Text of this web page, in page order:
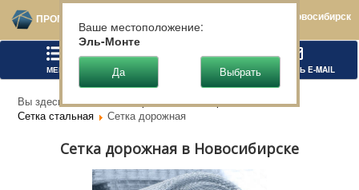
ПРОМТЕХСТАЛЬ Новосибирск
МЕНЮ НАПИСАТЬ E-MAIL
Вы здесь: Главная
Чёрный металлопрокат
Сетка стальная
Сетка дорожная
Сетка дорожная в Новосибирске
Ваше местоположение:
Эль-Монте